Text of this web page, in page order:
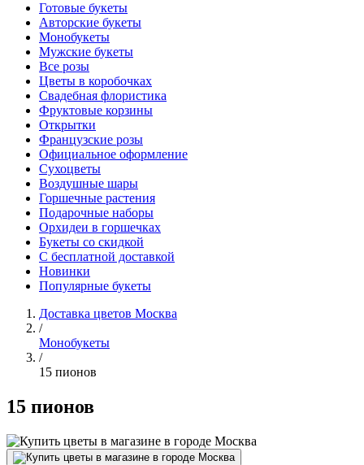
Готовые букеты
Авторские букеты
Монобукеты
Мужские букеты
Все розы
Цветы в коробочках
Свадебная флористика
Фруктовые корзины
Открытки
Французские розы
Официальное оформление
Сухоцветы
Воздушные шары
Горшечные растения
Подарочные наборы
Орхидеи в горшечках
Букеты со скидкой
С бесплатной доставкой
Новинки
Популярные букеты
Доставка цветов Москва
/
Монобукеты
/
15 пионов
15 пионов